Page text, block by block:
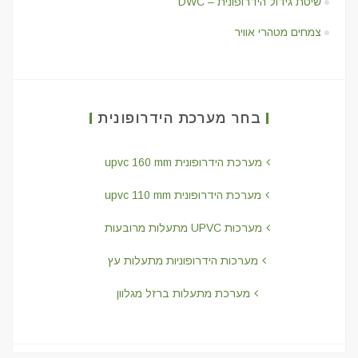
צמחים מטהרי אוויר
בחר מערכת הידרופונית
מערכת הידרופונית upvc 160 mm
מערכת הידרופונית upvc 110 mm
מערכות UPVC מתעלות מרובעות
מערכות הידרופוניות מתעלות עץ
מערכת מתעלות ברזל מגלוון